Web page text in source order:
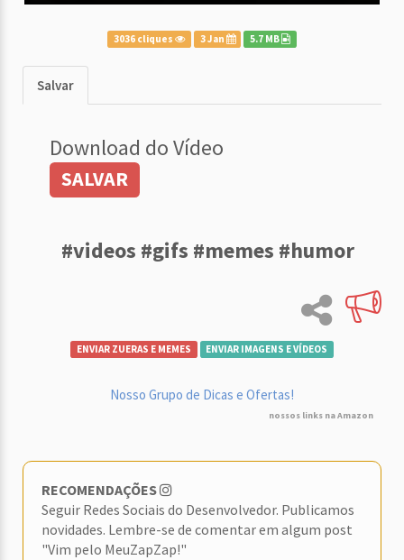
3036 cliques 3 Jan 5.7 MB
Salvar
Download do Vídeo
SALVAR
#videos #gifs #memes #humor
ENVIAR ZUERAS E MEMES ENVIAR IMAGENS E VÍDEOS
Nosso Grupo de Dicas e Ofertas!
nossos links na Amazon
RECOMENDAÇÕES
Seguir Redes Sociais do Desenvolvedor. Publicamos
novidades. Lembre-se de comentar em algum post
"Vim pelo MeuZapZap!"